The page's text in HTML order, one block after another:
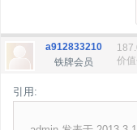
a912833210
铁牌会员
价
引用: